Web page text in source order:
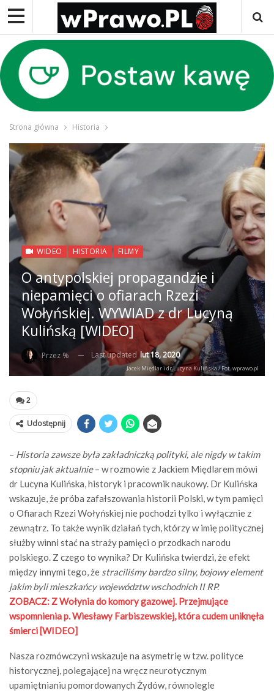
Strona główna Historia
WIDEO HISTORIA FILMY
O antypolskiej propagandzie i
niepamięci o ofiarach Rzezi
Wołyńskiej. WYWIAD z dr Lucyną
Kulińską [WIDEO]
Przez % Last updated lut 18, 2020
Jacek Międlar i dr Lucyna Kulińska / Fot. wprawo.pl
2
Udostępnij
– Historia zawsze była zakładniczką polityki, ale nigdy w takim
stopniu jak aktualnie– w rozmowie z Jackiem Międlarem mówi
dr Lucyna Kulińska, historyk i pracownik naukowy. Dr Kulińska
wskazuje, że próba zafałszowania historii Polski, w tym pamięci
o Ofiarach Rzezi Wołyńskiej nie pochodzi tylko i wyłącznie z
zewnątrz. To także wynik działań tych, którzy w imię politycznej
służby winni stać na straży pamięci o przodkach narodu
polskiego. Z czego to wynika? Dr Kulińska twierdzi, że efekt
między innymi tego, że straciliśmy bardzo silny, bojowy element
jakim byli mieszkańcy województw wschodnich II RP.
ZOBACZ: Z Wołynia do komory gazowej. Przejmujące
wspomnienia p. Wiesławy Farbiszewskiej, która cudem uniknęła
śmierci [WIDEO]
Nasza rozmówczyni wskazuje na asymetrię w tzw. polityce
historycznej, polegającej na wręcz neurotycznym
upamiętnianiu pomordowanych Żydów, równolegle